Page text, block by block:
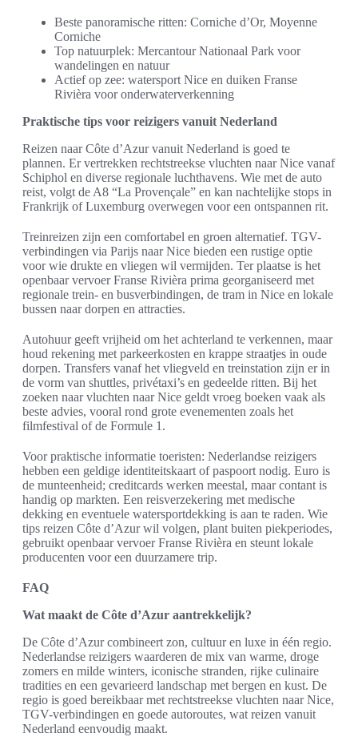
Beste panoramische ritten: Corniche d’Or, Moyenne
Corniche
Top natuurplek: Mercantour Nationaal Park voor
wandelingen en natuur
Actief op zee: watersport Nice en duiken Franse
Rivièra voor onderwaterverkenning
Praktische tips voor reizigers vanuit Nederland
Reizen naar Côte d’Azur vanuit Nederland is goed te
plannen. Er vertrekken rechtstreekse vluchten naar Nice vanaf
Schiphol en diverse regionale luchthavens. Wie met de auto
reist, volgt de A8 “La Provençale” en kan nachtelijke stops in
Frankrijk of Luxemburg overwegen voor een ontspannen rit.
Treinreizen zijn een comfortabel en groen alternatief. TGV-
verbindingen via Parijs naar Nice bieden een rustige optie
voor wie drukte en vliegen wil vermijden. Ter plaatse is het
openbaar vervoer Franse Rivièra prima georganiseerd met
regionale trein- en busverbindingen, de tram in Nice en lokale
bussen naar dorpen en attracties.
Autohuur geeft vrijheid om het achterland te verkennen, maar
houd rekening met parkeerkosten en krappe straatjes in oude
dorpen. Transfers vanaf het vliegveld en treinstation zijn er in
de vorm van shuttles, privétaxi’s en gedeelde ritten. Bij het
zoeken naar vluchten naar Nice geldt vroeg boeken vaak als
beste advies, vooral rond grote evenementen zoals het
filmfestival of de Formule 1.
Voor praktische informatie toeristen: Nederlandse reizigers
hebben een geldige identiteitskaart of paspoort nodig. Euro is
de munteenheid; creditcards werken meestal, maar contant is
handig op markten. Een reisverzekering met medische
dekking en eventuele watersportdekking is aan te raden. Wie
tips reizen Côte d’Azur wil volgen, plant buiten piekperiodes,
gebruikt openbaar vervoer Franse Rivièra en steunt lokale
producenten voor een duurzamere trip.
FAQ
Wat maakt de Côte d’Azur aantrekkelijk?
De Côte d’Azur combineert zon, cultuur en luxe in één regio.
Nederlandse reizigers waarderen de mix van warme, droge
zomers en milde winters, iconische stranden, rijke culinaire
tradities en een gevarieerd landschap met bergen en kust. De
regio is goed bereikbaar met rechtstreekse vluchten naar Nice,
TGV-verbindingen en goede autoroutes, wat reizen vanuit
Nederland eenvoudig maakt.